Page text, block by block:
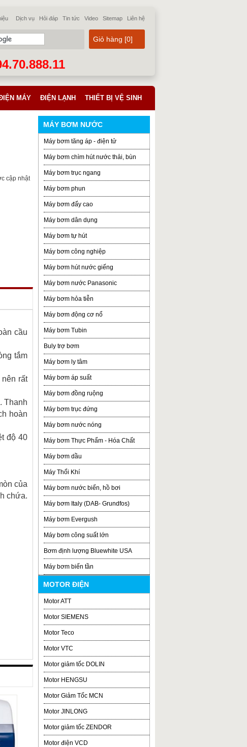
Dịch vụ Hỏi đáp Tin tức Video Sitemap Liên hệ
Giỏ hàng [0]
MÁY ĐIỆN LẠNH THIẾT BỊ VỆ SINH
cập nhật
cầu
tắm
rất
Thanh
hoàn
độ 40
của
chứa.
MÁY BƠM NƯỚC
Máy bơm tăng áp - điện tử
Máy bơm chìm hút nước thải, bùn
Máy bơm trục ngang
Máy bơm phun
Máy bơm đẩy cao
Máy bơm dân dụng
Máy bơm tự hút
Máy bơm công nghiệp
Máy bơm hút nước giếng
Máy bơm nước Panasonic
Máy bơm hỏa tiễn
Máy bơm động cơ nổ
Máy bơm Tubin
Buly trợ bơm
Máy bơm ly tâm
Máy bơm áp suất
Máy bơm đồng ruộng
Máy bơm trục đứng
Máy bơm nước nóng
Máy bơm Thực Phẩm - Hóa Chất
Máy bơm dầu
Máy Thổi Khí
Máy bơm nước biển, hồ bơi
Máy bơm Italy (DAB- Grundfos)
Máy bơm Evergush
Máy bơm công suất lớn
Bơm định lượng Bluewhite USA
Máy bơm biến tần
MOTOR ĐIỆN
Motor ATT
Motor SIEMENS
Motor Teco
Motor VTC
Motor giảm tốc DOLIN
Motor HENGSU
Motor Giảm Tốc MCN
Motor JINLONG
Motor giảm tốc ZENDOR
Motor điện VCD